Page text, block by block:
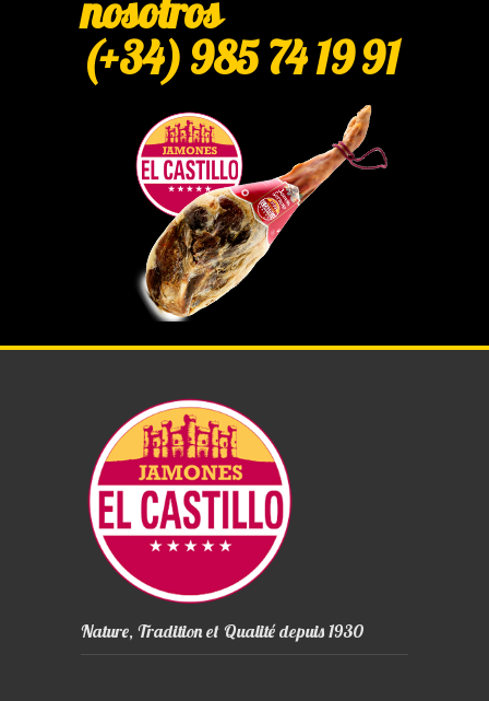
nosotros
(+34) 985 74 19 91
Nature, Tradition et Qualité depuis 1930